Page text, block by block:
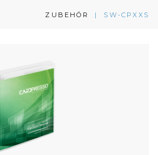
ZUBEHÖR | SW-CPXXS